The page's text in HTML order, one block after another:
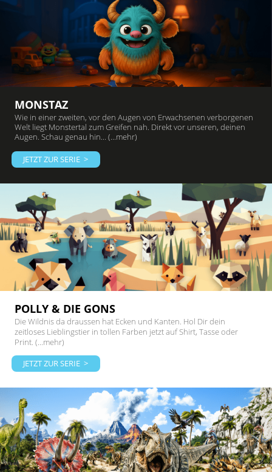
MONSTAZ
Wie in einer zweiten, vor den Augen von Erwachsenen verborgenen
Welt liegt Monstertal zum Greifen nah. Direkt vor unseren, deinen
Augen. Schau genau hin... (...mehr)
JETZT ZUR SERIE >
POLLY & DIE GONS
Die Wildnis da draussen hat Ecken und Kanten. Hol Dir dein
zeitloses Lieblingstier in tollen Farben jetzt auf Shirt, Tasse oder
Print. (...mehr)
JETZT ZUR SERIE >